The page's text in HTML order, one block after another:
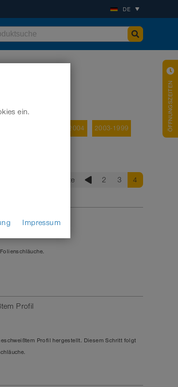
DE
2004 2003-1999
Erste 2 3 4
Folienschläuche.
Profil
Profil hergestellt. Diesem Schritt folgt
ÖFFNUNGSZEITEN
ein.
Impressum